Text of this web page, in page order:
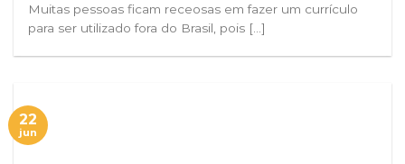
Muitas pessoas ficam receosas em fazer um currículo
para ser utilizado fora do Brasil, pois [...]
22
jun